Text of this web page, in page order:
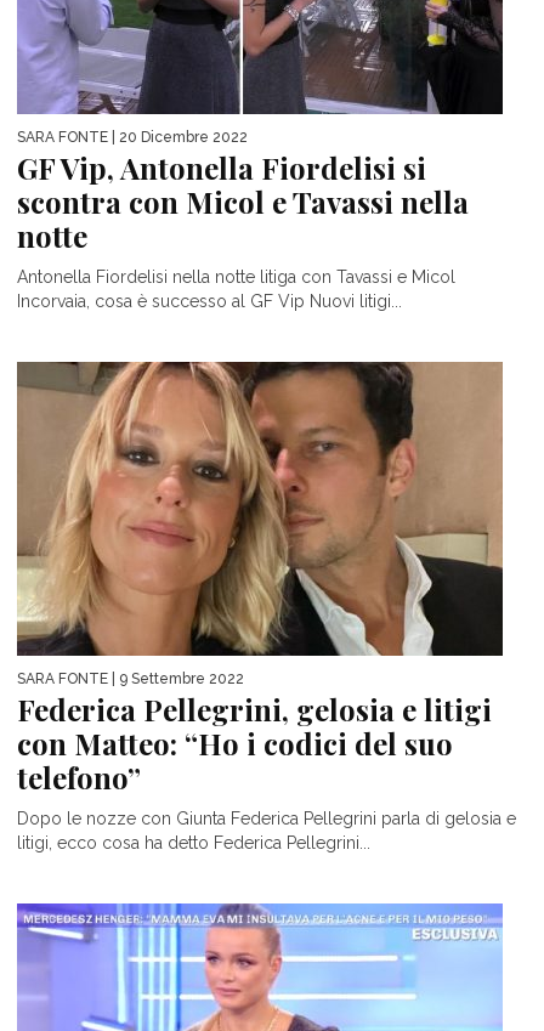
SARA FONTE | 20 Dicembre 2022
GF Vip, Antonella Fiordelisi si
scontra con Micol e Tavassi nella
notte
Antonella Fiordelisi nella notte litiga con Tavassi e Micol
Incorvaia, cosa è successo al GF Vip Nuovi litigi...
SARA FONTE | 9 Settembre 2022
Federica Pellegrini, gelosia e litigi
con Matteo: “Ho i codici del suo
telefono”
Dopo le nozze con Giunta Federica Pellegrini parla di gelosia e
litigi, ecco cosa ha detto Federica Pellegrini...